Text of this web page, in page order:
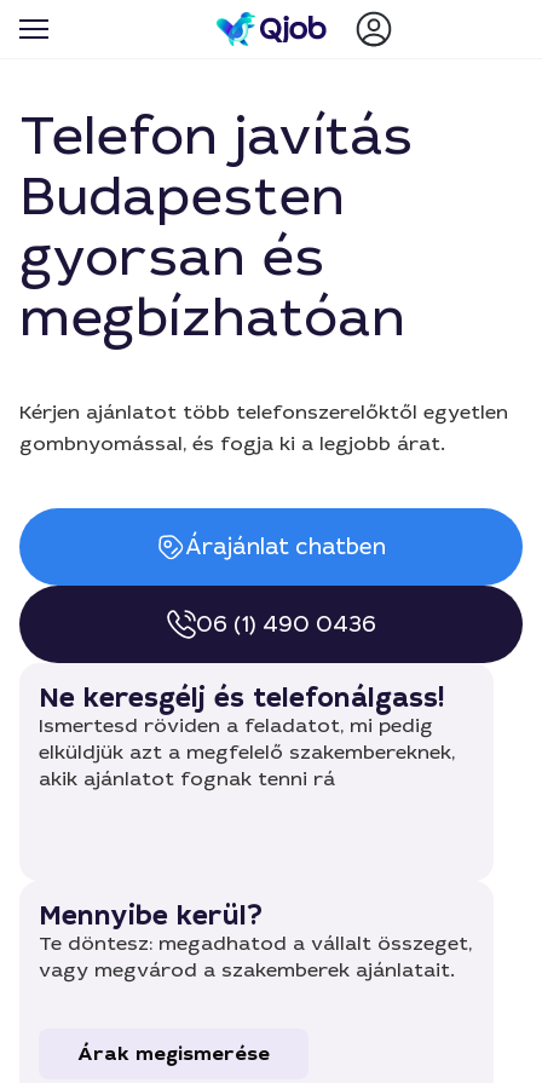
Telefon javítás
Budapesten
gyorsan és
megbízhatóan
Kérjen ajánlatot több telefonszerelőktől egyetlen
gombnyomással, és fogja ki a legjobb árat.
Árajánlat chatben
06 (1) 490 0436
Ne keresgélj és telefonálgass!
Ismertesd röviden a feladatot, mi pedig
elküldjük azt a megfelelő szakembereknek,
akik ajánlatot fognak tenni rá
Mennyibe kerül?
Te döntesz: megadhatod a vállalt összeget,
vagy megvárod a szakemberek ajánlatait.
Árak megismerése